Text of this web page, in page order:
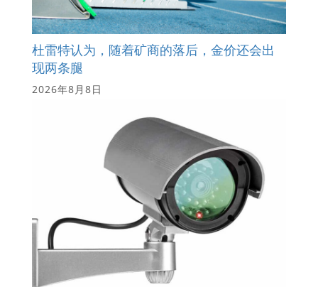
杜雷特认为，随着矿商的落后，金价还会出
现两条腿
2026年8月8日